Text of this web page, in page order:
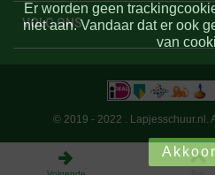
VOLG ONS
Er worden geen
niet aan. Vandaar dat er ook
van
© 2019 - 2022 . Lapjesschuur.nl.